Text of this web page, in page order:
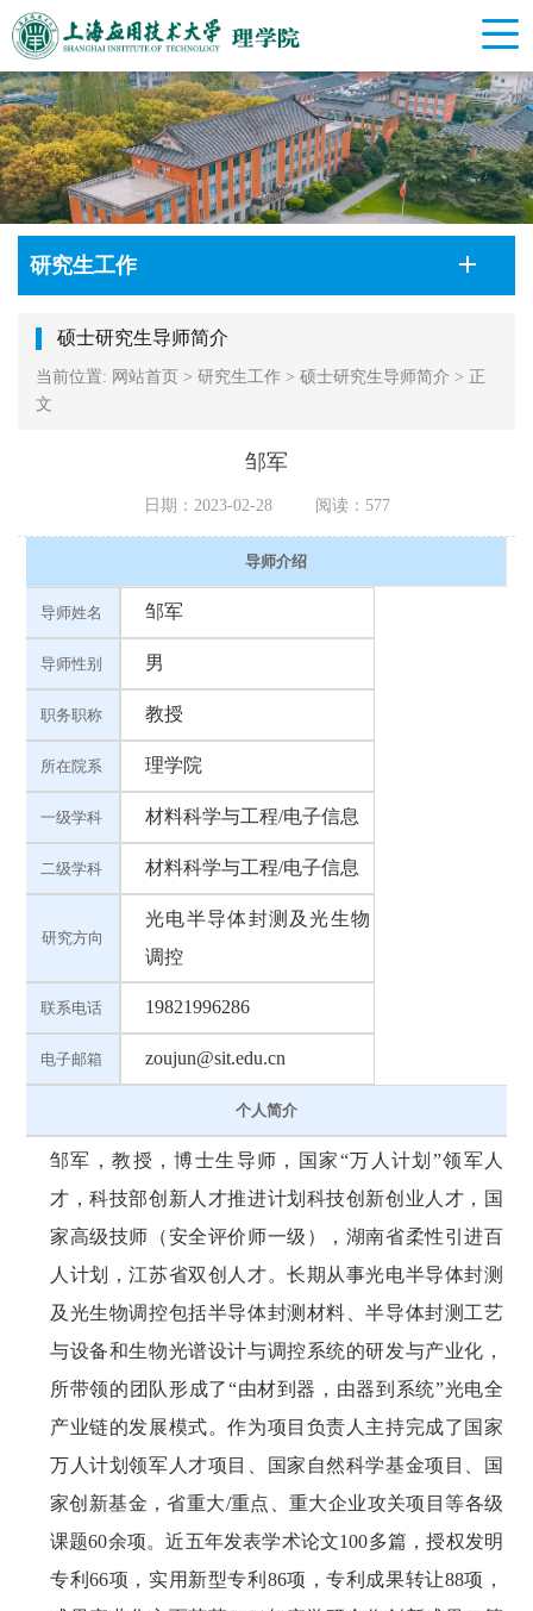
研究生工作
硕士研究生导师简介
当前位置: 网站首页 > 研究生工作 > 硕士研究生导师简介 > 正
文
邹军
日期：2023-02-28 阅读： 577
导师介绍
导师姓名 邹军
导师性别 男
职务职称 教授
所在院系 理学院
一级学科 材料科学与工程/电子信息
二级学科 材料科学与工程/电子信息
研究方向
光电半导体封测及光生物
调控
联系电话 19821996286
电子邮箱 zoujun@sit.edu.cn
个人简介
邹军，教授，博士生导师，国家“万人计划”领军人
才，科技部创新人才推进计划科技创新创业人才，国
家高级技师（安全评价师一级），湖南省柔性引进百
人计划，江苏省双创人才。长期从事光电半导体封测
及光生物调控包括半导体封测材料、半导体封测工艺
与设备和生物光谱设计与调控系统的研发与产业化，
所带领的团队形成了“由材到器，由器到系统”光电全
产业链的发展模式。作为项目负责人主持完成了国家
万人计划领军人才项目、国家自然科学基金项目、国
家创新基金，省重大/重点、重大企业攻关项目等各级
课题60余项。近五年发表学术论文100多篇，授权发明
专利66项，实用新型专利86项，专利成果转让88项，